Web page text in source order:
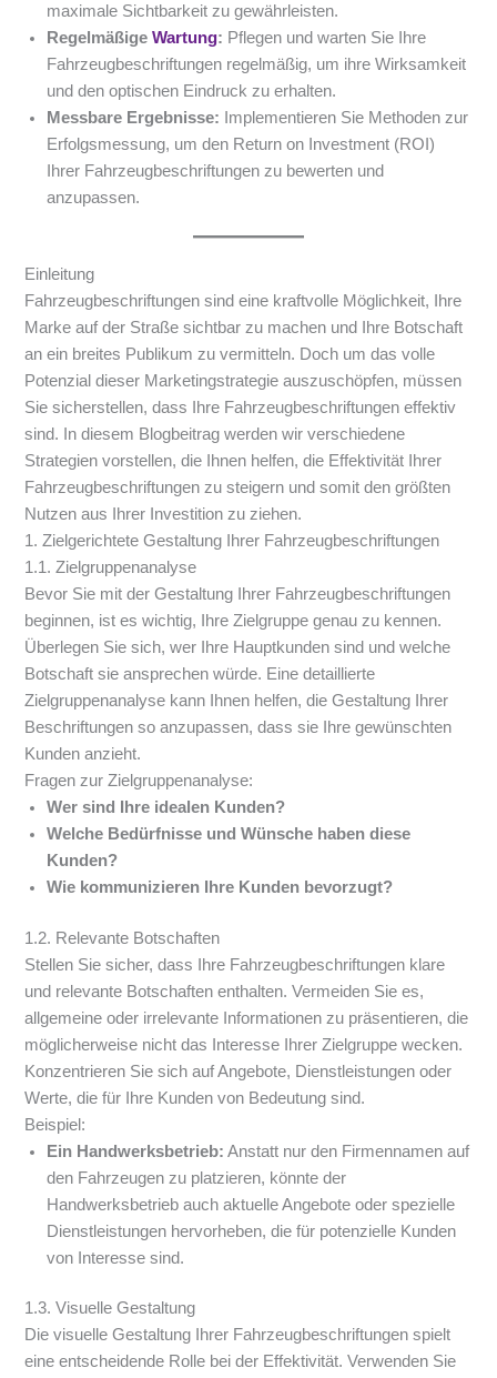
maximale Sichtbarkeit zu gewährleisten.
RegelmäßigeWartung: Pflegen und warten Sie Ihre
Fahrzeugbeschriftungen regelmäßig, um ihre Wirksamkeit
und den optischen Eindruck zu erhalten.
Messbare Ergebnisse: Implementieren Sie Methoden zur
Erfolgsmessung, um den Return on Investment (ROI)
Ihrer Fahrzeugbeschriftungen zu bewerten und
anzupassen.
Einleitung
Fahrzeugbeschriftungen sind eine kraftvolle Möglichkeit, Ihre
Marke auf der Straße sichtbar zu machen und Ihre Botschaft
an ein breites Publikum zu vermitteln. Doch um das volle
Potenzial dieser Marketingstrategie auszuschöpfen, müssen
Sie sicherstellen, dass Ihre Fahrzeugbeschriftungen effektiv
sind. In diesem Blogbeitrag werden wir verschiedene
Strategien vorstellen, die Ihnen helfen, die Effektivität Ihrer
Fahrzeugbeschriftungen zu steigern und somit den größten
Nutzen aus Ihrer Investition zu ziehen.
1. Zielgerichtete Gestaltung Ihrer Fahrzeugbeschriftungen
1.1. Zielgruppenanalyse
Bevor Sie mit der Gestaltung Ihrer Fahrzeugbeschriftungen
beginnen, ist es wichtig, Ihre Zielgruppe genau zu kennen.
Überlegen Sie sich, wer Ihre Hauptkunden sind und welche
Botschaft sie ansprechen würde. Eine detaillierte
Zielgruppenanalyse kann Ihnen helfen, die Gestaltung Ihrer
Beschriftungen so anzupassen, dass sie Ihre gewünschten
Kunden anzieht.
Fragen zur Zielgruppenanalyse:
Wer sind Ihre idealen Kunden?
Welche Bedürfnisse und Wünsche haben diese
Kunden?
Wie kommunizieren Ihre Kunden bevorzugt?
1.2. Relevante Botschaften
Stellen Sie sicher, dass Ihre Fahrzeugbeschriftungen klare
und relevante Botschaften enthalten. Vermeiden Sie es,
allgemeine oder irrelevante Informationen zu präsentieren, die
möglicherweise nicht das Interesse Ihrer Zielgruppe wecken.
Konzentrieren Sie sich auf Angebote, Dienstleistungen oder
Werte, die für Ihre Kunden von Bedeutung sind.
Beispiel:
Ein Handwerksbetrieb: Anstatt nur den Firmennamen auf
den Fahrzeugen zu platzieren, könnte der
Handwerksbetrieb auch aktuelle Angebote oder spezielle
Dienstleistungen hervorheben, die für potenzielle Kunden
von Interesse sind.
1.3. Visuelle Gestaltung
Die visuelle Gestaltung Ihrer Fahrzeugbeschriftungen spielt
eine entscheidende Rolle bei der Effektivität. Verwenden Sie